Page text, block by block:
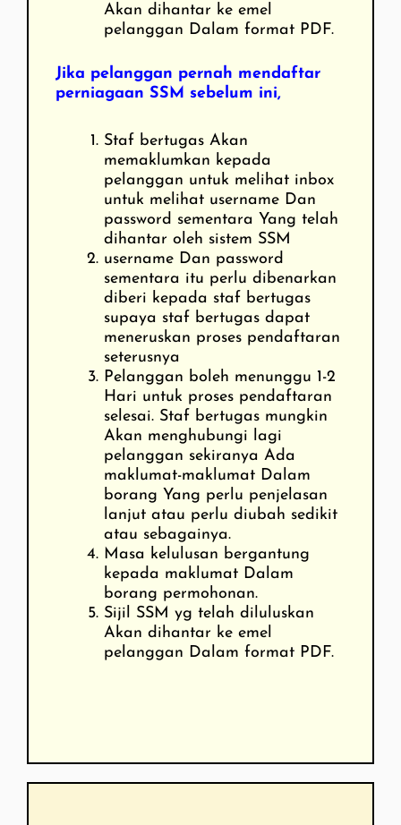
Akan dihantar ke emel
pelanggan Dalam format PDF.
Jika pelanggan pernah mendaftar
perniagaan SSM sebelum ini,
Staf bertugas Akan
memaklumkan kepada
pelanggan untuk melihat inbox
untuk melihat username Dan
password sementara Yang telah
dihantar oleh sistem SSM
username Dan password
sementara itu perlu dibenarkan
diberi kepada staf bertugas
supaya staf bertugas dapat
meneruskan proses pendaftaran
seterusnya
Pelanggan boleh menunggu 1-2
Hari untuk proses pendaftaran
selesai. Staf bertugas mungkin
Akan menghubungi lagi
pelanggan sekiranya Ada
maklumat-maklumat Dalam
borang Yang perlu penjelasan
lanjut atau perlu diubah sedikit
atau sebagainya.
Masa kelulusan bergantung
kepada maklumat Dalam
borang permohonan.
Sijil SSM yg telah diluluskan
Akan dihantar ke emel
pelanggan Dalam format PDF.